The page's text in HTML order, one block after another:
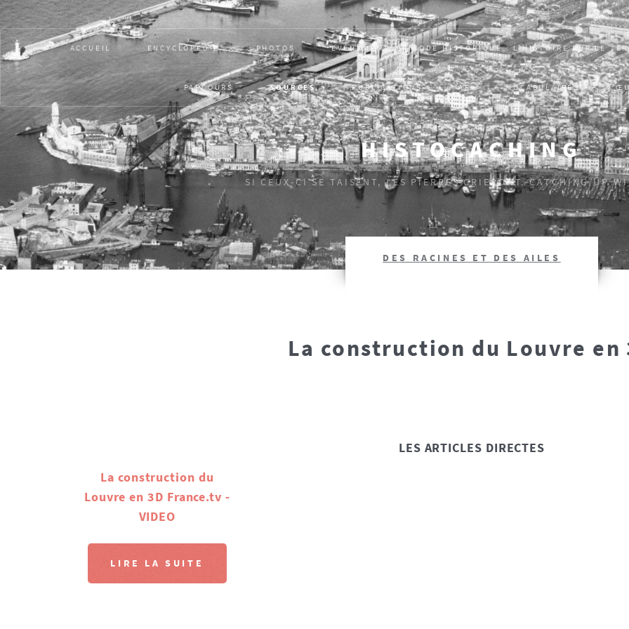
HISTOCACHING
SI CEUX-CI SE TAISENT, LES PIERRES CRIERONT. CATCHING UP
ACCUEIL ENCYCLOPÉDIE PHOTOS EVÈNEMENT, ÉPISODE HISTORIQUE : L’HISTOIRE SUR LE
PARCOURS SOURCES PUBLICATIONS AR VOCABULAIRES
DES RACINES ET DES AILES
La construction du Louvre en
LES ARTICLES DIRECTES
La construction du
Louvre en 3D France.tv -
VIDEO
LIRE LA SUITE